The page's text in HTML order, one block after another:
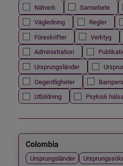
Nätverk
Samarbete
Vägledning
Regler
Föreskrifter
Verktyg
Administration
Ursprungsländer
Oegentligheter
Utbildning
Psykisk hälsa
Colombia
Ursprungsländer